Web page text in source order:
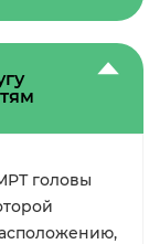
является
головы